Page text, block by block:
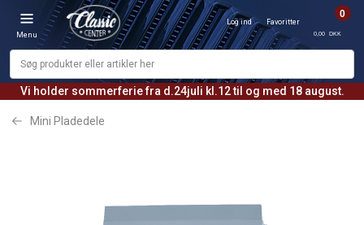
Vi holder sommerferie fra d.24juli kl.12 til og med 18 august.
Menu
Log ind Favoritter
0
0,00 DKK
Mini Pladedele